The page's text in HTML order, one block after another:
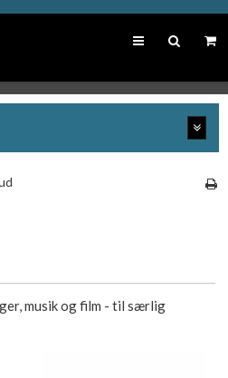
musik og film - til særlig